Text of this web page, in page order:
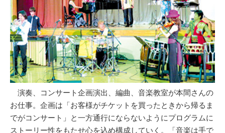
演奏、コンサート企画演出、編曲、音楽教室が本間さんの
お仕事。企画は「お客様がチケットを買ったときから帰るま
でがコンサート」と一方通行にならないようにプログラムに
ストーリー性をもたせ心を込め構成していく。「音楽は手で